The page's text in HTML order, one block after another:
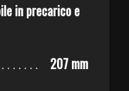
in precarico e
207 mm